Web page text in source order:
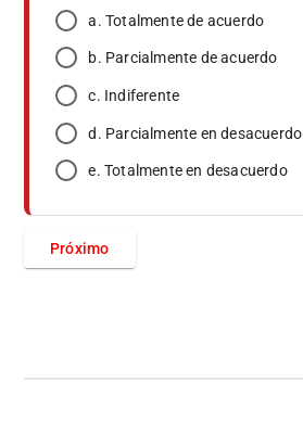
a. Totalmente de acuerdo
b. Parcialmente de acuerdo
c. Indiferente
d. Parcialmente en desacuerdo
e. Totalmente en desacuerdo